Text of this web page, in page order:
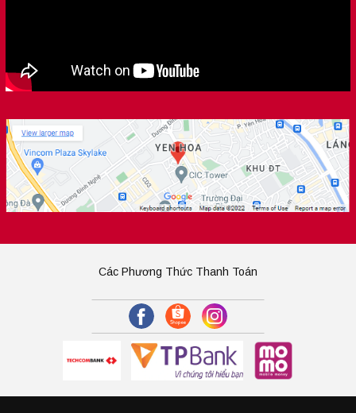
Các Phương Thức Thanh Toán